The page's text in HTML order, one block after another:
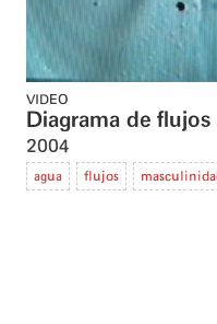
VIDEO
Diagrama de flujos
2004
agua flujos